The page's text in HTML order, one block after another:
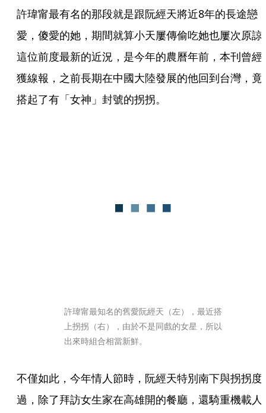
許瑋甯最有名的那段就是跟阮經天將近8年的長途戀
愛，傻愛的她，期間就算小天屢傳偷吃她也屢次原諒
這位前度最新的近況，是今年的農曆年前，本刊曾經
獲線報，之前長期在中國大陸發展的他回到台灣，竟
搭起了有「女神」封號的拐拐。
許瑋甯最知名的舊愛阮經天（左），最近搭
上拐拐（右），由於不是同戲的女星，所以
出來時組合相當新鮮。
不僅如此，今年情人節時，阮經天特別南下與拐拐度
過，除了拜訪女生家在高雄開的餐廳，還騎重機載人